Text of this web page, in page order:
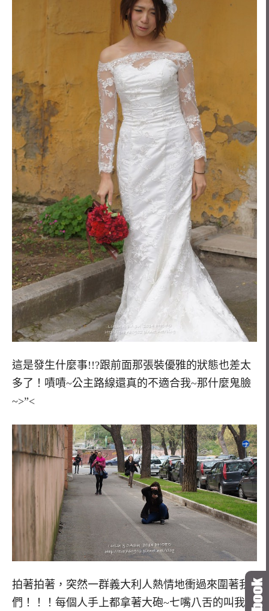
這是發生什麼事!!?跟前面那張裝優雅的狀態也差太
多了！嘖嘖~公主路線還真的不適合我~那什麼鬼臉
~>”<
拍著拍著，突然一群義大利人熱情地衝過來圍著我
們！！！每個人手上都拿著大砲~七嘴八舌的叫我們